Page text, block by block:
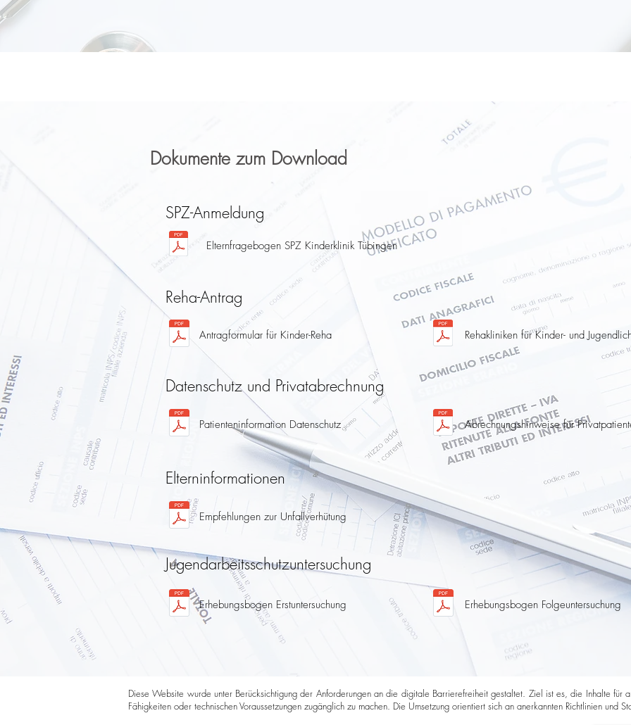
Elternfragebogen SPZ Kinderklinik Tübingen
SPZ-Anmeldung
Antragformular für Kinder-Reha
Reha-Antrag
Patienteninformation Datenschutz
Datenschutz und Privatabrechnung
Empfehlungen zur Unfallverhütung
Elterninformationen
Jugendarbeitsschutzuntersuchung
Erhebungsbogen Erstuntersuchung
Dokumente zum Download
Rehakliniken für Kinder- und
Abrechnungshinweise für
Erhebungsbogen Folgeuntersuchung
Diese Website wurde unter Berücksichtigung der Anforderungen an die digitale Barrierefreiheit gestaltet. Ziel ist es, die Inhalte für
Fähigkeiten oder technischen Voraussetzungen zugänglich zu machen. Die Umsetzung orientiert sich an anerkannten Richtlinien und